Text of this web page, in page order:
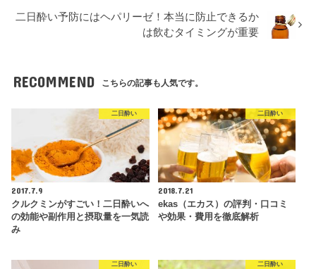
二日酔い予防にはヘパリーゼ！本当に防止できるか
は飲むタイミングが重要
RECOMMEND こちらの記事も人気です。
二日酔い
2017.7.9
クルクミンがすごい！二日酔いへ
の効能や副作用と摂取量を一気読
み
二日酔い
2018.7.21
ekas（エカス）の評判・口コミ
や効果・費用を徹底解析
二日酔い 二日酔い